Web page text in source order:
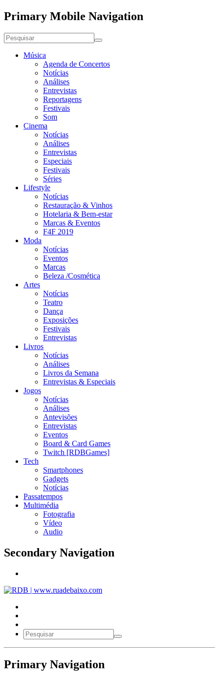
Primary Mobile Navigation
Música
Agenda de Concertos
Notícias
Análises
Entrevistas
Reportagens
Festivais
Som
Cinema
Notícias
Análises
Entrevistas
Especiais
Festivais
Séries
Lifestyle
Notícias
Restauração & Vinhos
Hotelaria & Bem-estar
Marcas & Eventos
F4F 2019
Moda
Notícias
Eventos
Marcas
Beleza /Cosmética
Artes
Notícias
Teatro
Dança
Exposições
Festivais
Entrevistas
Livros
Notícias
Análises
Livros da Semana
Entrevistas & Especiais
Jogos
Notícias
Análises
Antevisões
Entrevistas
Eventos
Board & Card Games
Twitch [RDBGames]
Tech
Smartphones
Gadgets
Notícias
Passatempos
Multimédia
Fotografia
Vídeo
Audio
Secondary Navigation
Primary Navigation